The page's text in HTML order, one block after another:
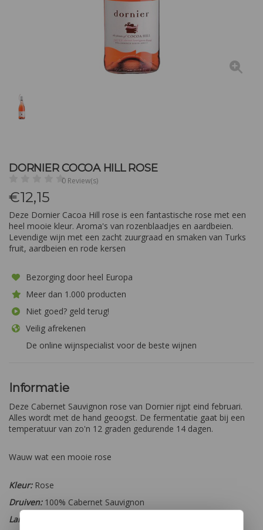
DORNIER COCOA HILL ROSE
0 Review(s)
€12,15
Deze Dornier Cacoa Hill rose is een fantastische rose met een
heel mooie kleur. Aroma's van rozenblaadjes en aardbeien.
Levendige wijn met een zacht zuurgraad en smaken van Turks
fruit, aardbeien en rode kersen
Bezorging door heel Europa
Meer dan 1.000 producten
Niet goed? geld terug!
Veilig afrekenen
De online wijnspecialist voor de beste wijnen
Informatie
Deze Cabernet Sauvignon rose van Dornier rijpt eind februari.
Alles wordt met de hand geoogst. De fermentatie gaat bij een
temperatuur van zo'n 12 graden gedurende 14 dagen.
Wauw wat een mooie rose
Kleur: Rose
Druiven:100% Cabernet Sauvignon
Land: